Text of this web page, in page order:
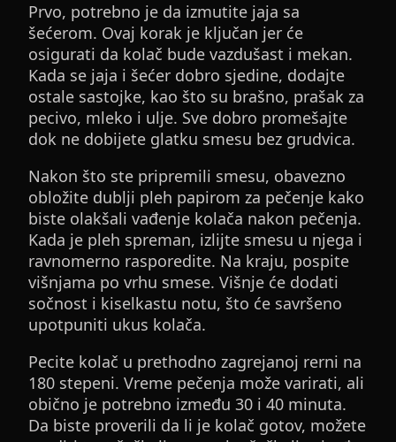
Prvo, potrebno je da izmutite jaja sa
šećerom. Ovaj korak je ključan jer će
osigurati da kolač bude vazdušast i mekan.
Kada se jaja i šećer dobro sjedine, dodajte
ostale sastojke, kao što su brašno, prašak za
pecivo, mleko i ulje. Sve dobro promešajte
dok ne dobijete glatku smesu bez grudvica.
Nakon što ste pripremili smesu, obavezno
obložite dublji pleh papirom za pečenje kako
biste olakšali vađenje kolača nakon pečenja.
Kada je pleh spreman, izlijte smesu u njega i
ravnomerno rasporedite. Na kraju, pospite
višnjama po vrhu smese. Višnje će dodati
sočnost i kiselkastu notu, što će savršeno
upotpuniti ukus kolača.
Pecite kolač u prethodno zagrejanoj rerni na
180 stepeni. Vreme pečenja može varirati, ali
obično je potrebno između 30 i 40 minuta.
Da biste proverili da li je kolač gotov, možete